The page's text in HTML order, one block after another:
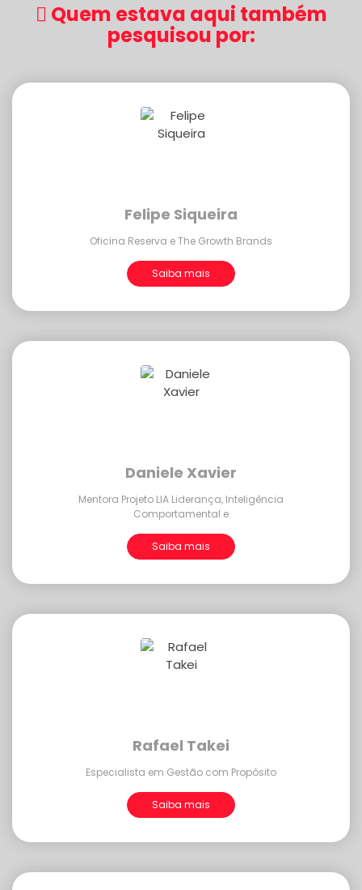
Quem estava aqui também
pesquisou por:
Felipe Siqueira
Oficina Reserva e The Growth Brands
Saiba mais
Daniele Xavier
Mentora Projeto LIA Liderança, Inteligência
Comportamental e
Saiba mais
Rafael Takei
Especialista em Gestão com Propósito
Saiba mais